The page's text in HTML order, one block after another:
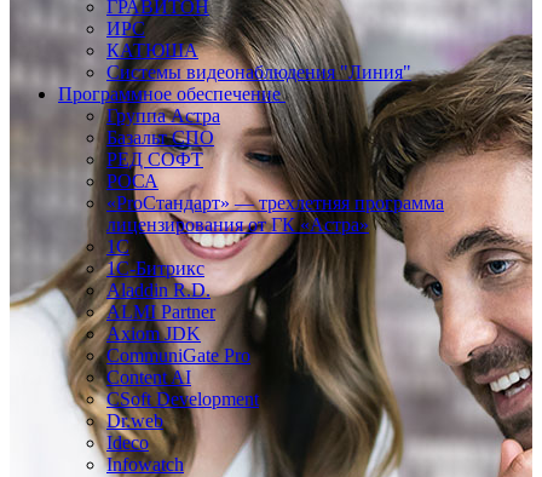
ГРАВИТОН
ИРС
КАТЮША
Системы видеонаблюдения "Линия"
Программное обеспечение
Группа Астра
Базальт СПО
РЕД СОФТ
РОСА
«ProСтандарт» — трехлетняя программа
лицензирования от ГК «Астра»
1С
1С-Битрикc
Aladdin R.D.
ALMI Partner
Axiom JDK
CommuniGate Pro
Content AI
CSoft Development
Dr.web
Ideco
Infowatch